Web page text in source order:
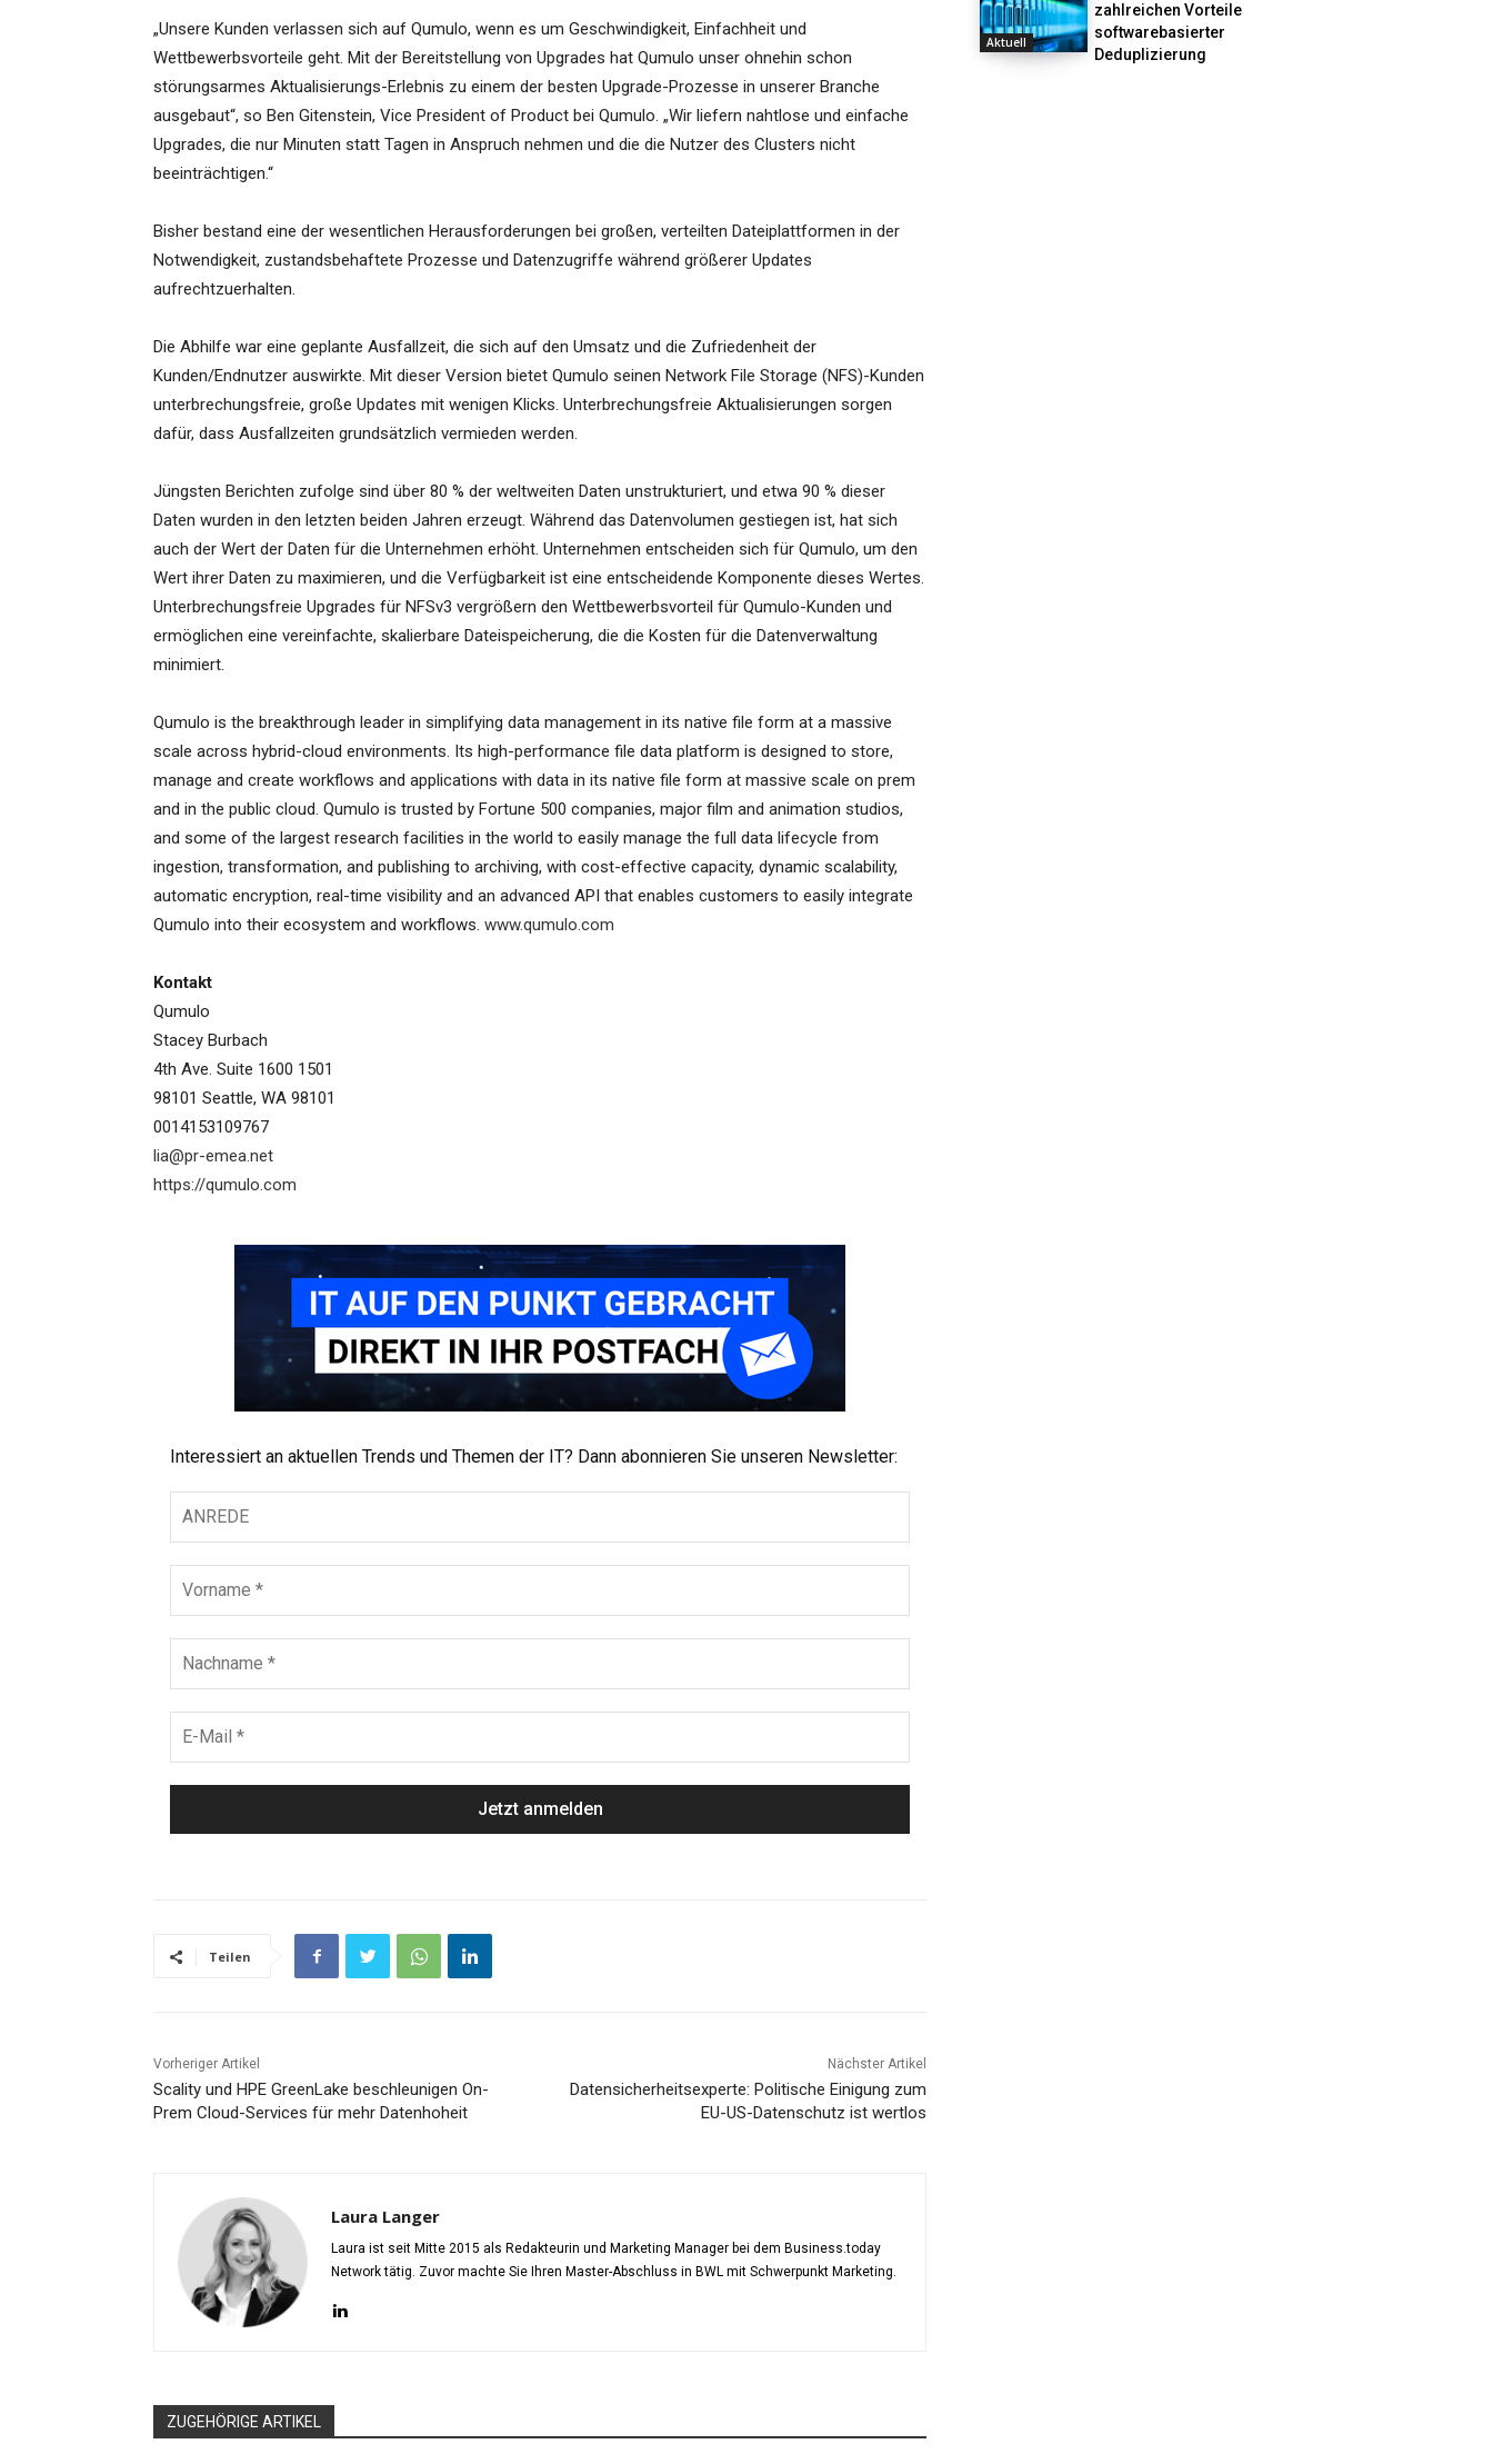
„Unsere Kunden verlassen sich auf Qumulo, wenn es um Geschwindigkeit, Einfachheit und
Wettbewerbsvorteile geht. Mit der Bereitstellung von Upgrades hat Qumulo unser ohnehin schon
störungsarmes Aktualisierungs-Erlebnis zu einem der besten Upgrade-Prozesse in unserer Branche
ausgebaut“, so Ben Gitenstein, Vice President of Product bei Qumulo. „Wir liefern nahtlose und einfache
Upgrades, die nur Minuten statt Tagen in Anspruch nehmen und die die Nutzer des Clusters nicht
beeinträchtigen.“
Bisher bestand eine der wesentlichen Herausforderungen bei großen, verteilten Dateiplattformen in der
Notwendigkeit, zustandsbehaftete Prozesse und Datenzugriffe während größerer Updates
aufrechtzuerhalten.
Die Abhilfe war eine geplante Ausfallzeit, die sich auf den Umsatz und die Zufriedenheit der
Kunden/Endnutzer auswirkte. Mit dieser Version bietet Qumulo seinen Network File Storage (NFS)-Kunden
unterbrechungsfreie, große Updates mit wenigen Klicks. Unterbrechungsfreie Aktualisierungen sorgen
dafür, dass Ausfallzeiten grundsätzlich vermieden werden.
Jüngsten Berichten zufolge sind über 80 % der weltweiten Daten unstrukturiert, und etwa 90 % dieser
Daten wurden in den letzten beiden Jahren erzeugt. Während das Datenvolumen gestiegen ist, hat sich
auch der Wert der Daten für die Unternehmen erhöht. Unternehmen entscheiden sich für Qumulo, um den
Wert ihrer Daten zu maximieren, und die Verfügbarkeit ist eine entscheidende Komponente dieses Wertes.
Unterbrechungsfreie Upgrades für NFSv3 vergrößern den Wettbewerbsvorteil für Qumulo-Kunden und
ermöglichen eine vereinfachte, skalierbare Dateispeicherung, die die Kosten für die Datenverwaltung
minimiert.
Qumulo is the breakthrough leader in simplifying data management in its native file form at a massive
scale across hybrid-cloud environments. Its high-performance file data platform is designed to store,
manage and create workflows and applications with data in its native file form at massive scale on prem
and in the public cloud. Qumulo is trusted by Fortune 500 companies, major film and animation studios,
and some of the largest research facilities in the world to easily manage the full data lifecycle from
ingestion, transformation, and publishing to archiving, with cost-effective capacity, dynamic scalability,
automatic encryption, real-time visibility and an advanced API that enables customers to easily integrate
Qumulo into their ecosystem and workflows. www.qumulo.com
Kontakt
Qumulo
Stacey Burbach
4th Ave. Suite 1600 1501
98101 Seattle, WA 98101
0014153109767
lia@pr-emea.net
https://qumulo.com
Interessiert an aktuellen Trends und Themen der IT? Dann abonnieren Sie unseren Newsletter:
Teilen
Vorheriger Artikel
Scality und HPE GreenLake beschleunigen On-
Prem Cloud-Services für mehr Datenhoheit
Nächster Artikel
Datensicherheitsexperte: Politische Einigung zum
EU-US-Datenschutz ist wertlos
Laura Langer
Laura ist seit Mitte 2015 als Redakteurin und Marketing Manager bei dem Business.today
Network tätig. Zuvor machte Sie Ihren Master-Abschluss in BWL mit Schwerpunkt Marketing.
ZUGEHÖRIGE ARTIKEL
Aktuell
zahlreichen Vorteile
softwarebasierter
Deduplizierung